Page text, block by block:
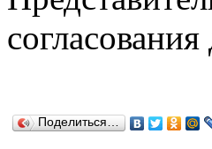
Поделиться…